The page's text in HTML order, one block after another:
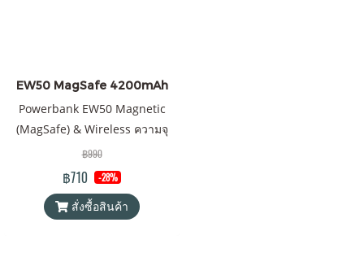
EW50 MagSafe 4200mAh
Powerbank EW50 Magnetic
(MagSafe) & Wireless ความจุ
4200mAh QC 3.0 | PD 15W พา
วเวอร์แบงค์ Orsen by Eloop ของ
แท้ 100% ได้รับมาตรฐาน
มอก.2879-2560 แถมฟรี! ซองใส่
฿990
฿710 -28%
สั่งซื้อสินค้า